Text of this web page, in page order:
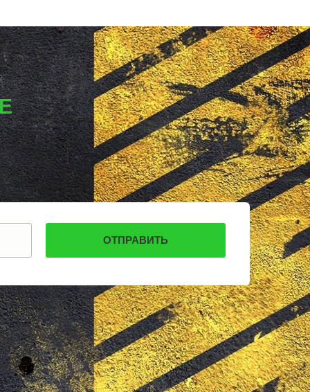
ЛЫСКОВО
КАЛАЧИНСК
СОРОЧИНСК
ГОРНОЗАВОДСК
ВЕРХНИЙ ТАГИЛ
КАРПИНСК
БЕЛЕВ
ДОНСКОЙ
СТАРОДУБ
БУТУРЛИНОВКА
ТАЙШЕТ
ГВАРДЕЙСК
СУХИНИЧИ
ОСИННИКИ
МОРОЗОВСК
АЛАПАЕВСК
ИЗОБИЛЬНЫЙ
СУВОРОВ
БИРЮЧ
НОВЫЙ ОСКОЛ
ВЕЛИКИЙ УСТЮГ
НИКОЛЬСК
ЛЕНИНСК-КУЗНЕЦКИЙ
НАЗАРОВО
ЛОДЕЙНОЕ ПОЛЕ
МАГАДАН
КРАСНОСЛОБОДСК